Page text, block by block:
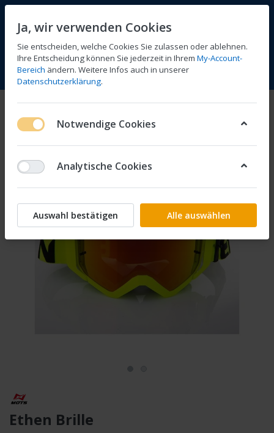
Menü Anmelden Vergleichen Wunschliste
Ethen Brille
Ja, wir verwenden Cookies
Sie entscheiden, welche Cookies Sie zulassen oder ablehnen.
Ihre Entscheidung können Sie jederzeit in Ihrem My-Account-
Bereich ändern. Weitere Infos auch in unserer
Datenschutzerklärung.
Notwendige Cookies
Analytische Cookies
Auswahl bestätigen Alle auswählen